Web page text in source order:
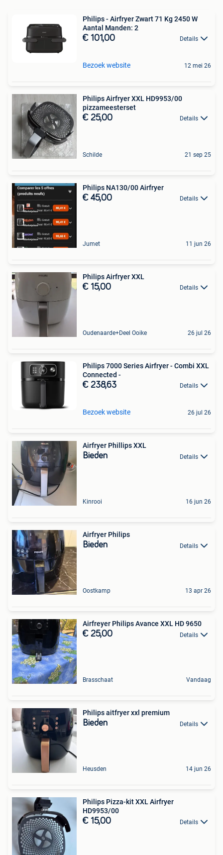
Philips - Airfryer Zwart 71 Kg 2450 W
Aantal Manden: 2
€ 101,00 Details
Bezoek website 12 mei 26
Philips Airfryer XXL HD9953/00
pizzameesterset
€ 25,00 Details
Schilde 21 sep 25
Philips NA130/00 Airfryer
€ 45,00 Details
Jumet 11 jun 26
Philips Airfryer XXL
€ 15,00 Details
Oudenaarde+Deel Ooike 26 jul 26
Philips 7000 Series Airfryer - Combi XXL
Connected -
€ 238,63 Details
Bezoek website 26 jul 26
Airfryer Phillips XXL
Bieden Details
Kinrooi 16 jun 26
Airfryer Philips
Bieden Details
Oostkamp 13 apr 26
Airfreyer Philips Avance XXL HD 9650
€ 25,00 Details
Brasschaat Vandaag
Philips aitfryer xxl premium
Bieden Details
Heusden 14 jun 26
Philips Pizza-kit XXL Airfryer
HD9953/00
€ 15,00 Details